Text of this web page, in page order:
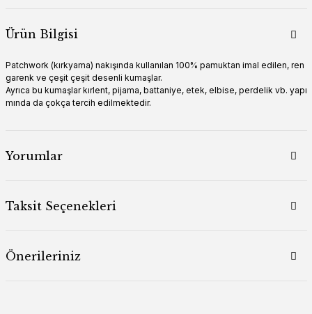
Ürün Bilgisi
Patchwork (kırkyama) nakışında kullanılan 100% pamuktan imal edilen, ren
garenk ve çeşit çeşit desenli kumaşlar.
Ayrıca bu kumaşlar kırlent, pijama, battaniye, etek, elbise, perdelik vb. yapı
mında da çokça tercih edilmektedir.
Yorumlar
Taksit Seçenekleri
Önerileriniz